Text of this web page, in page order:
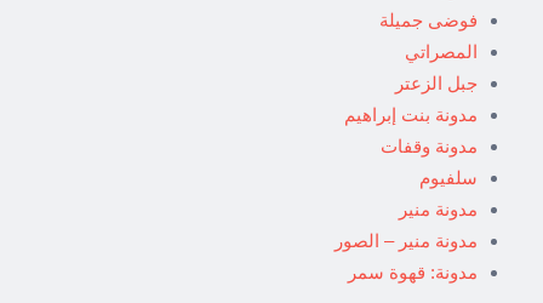
فوضى جميلة
المصراتي
جبل الزعتر
مدونة بنت إبراهيم
مدونة وقفات
سلفيوم
مدونة منير
مدونة منير – الصور
مدونة: قهوة سمر